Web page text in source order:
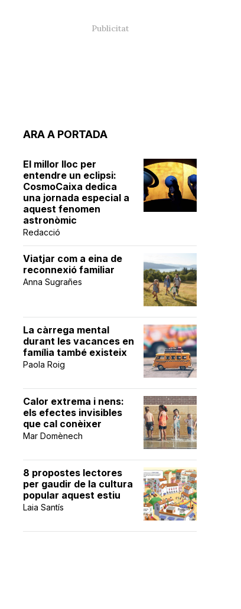
ARA A PORTADA
El millor lloc per
entendre un eclipsi:
CosmoCaixa dedica
una jornada especial a
aquest fenomen
astronòmic
Redacció
Viatjar com a eina de
reconnexió familiar
Anna Sugrañes
La càrrega mental
durant les vacances en
família també existeix
Paola Roig
Calor extrema i nens:
els efectes invisibles
que cal conèixer
Mar Domènech
8 propostes lectores
per gaudir de la cultura
popular aquest estiu
Laia Santís